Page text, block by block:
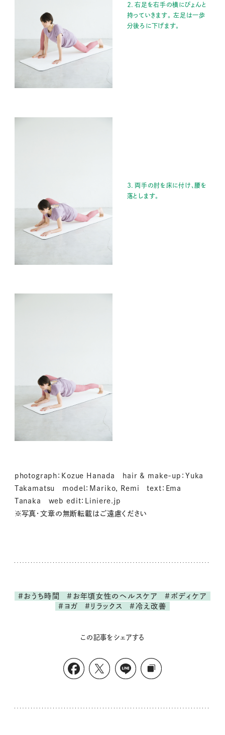
２．右足を右手の横にぴょんと
持っていきます。 左足は一歩
分後ろに下げます。
３．両手の肘を床に付け、腰を
落とします。
photograph：Kozue Hanada hair & make-up：Yuka
Takamatsu model：Mariko, Remi text：Ema
Tanaka web edit：Liniere.jp
※写真・文章の無断転載はご遠慮ください
#おうち時間 #お年頃女性のヘルスケア
#ボディケア
#ヨガ
#リラックス #冷え改善
この記事をシェアする